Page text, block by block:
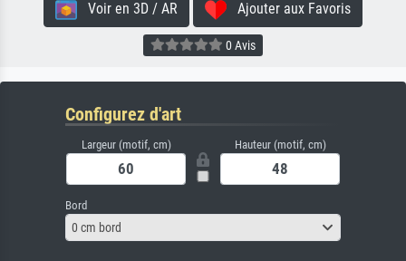
Voir en 3D / AR Ajouter aux Favoris
0 Avis
Configurez d'art
Largeur (motif, cm) Hauteur (motif, cm)
Bord
0 cm bord